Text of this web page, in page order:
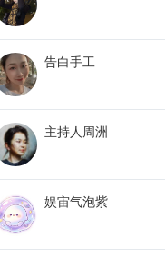
告白手工
主持人周洲
娱宙气泡紫